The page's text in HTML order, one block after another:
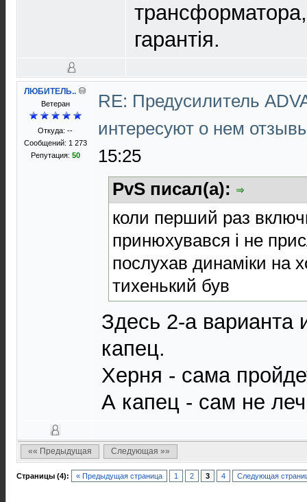
гарантія.
ЛЮБИТЕЛЬ..
Ветеран
Откуда: --
Сообщений: 1 273
Репутация: 50
RE: Предусилитель
интересуют о нем
15:25
PvS писал(а):
коли перший раз
принюхувався і не
послухав динаміки на
тихенький був
Здесь 2-а варианта
капец.
Херня - сама
А капец - сам не
«« Предыдущая Следующая »»
Страницы (4): « Предыдущая страница 1 2 3 4 Следующая